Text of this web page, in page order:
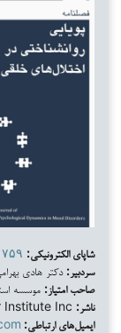
شاپای الکترونیکی:
سردبیر: دکتر هادی
صاحب امتیاز: موسسه
ناشر:
ایمیل‌های ارتباطی: